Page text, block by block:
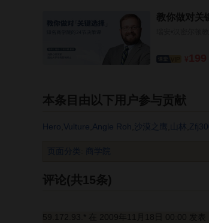
教你做对
本条目由以下用户参与贡献
Hero Vulture Angle Roh 沙漠之鹰 山林
页面分类 商学院
评论(共15条)